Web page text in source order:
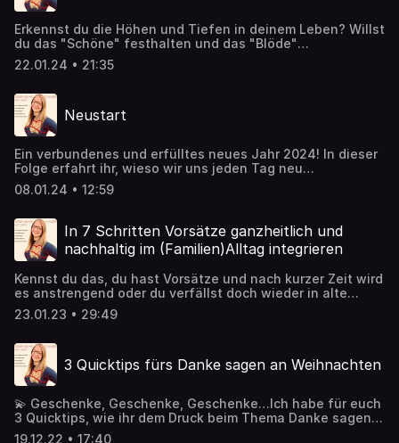
Erkennst du die Höhen und Tiefen in deinem Leben? Willst
du das "Schöne" festhalten und das "Blöde"
wegdrücken? In dieser Folge spreche ich darüber, wie
wichtig das Erkennen, das Annehmen, das Loslassen und
22.01.24 • 21:35
Neustart
Ein verbundenes und erfülltes neues Jahr 2024! In dieser
Folge erfahrt ihr, wieso wir uns jeden Tag neu
entscheiden können und was das emotionale Zuhause
ist.
08.01.24 • 12:59
In 7 Schritten Vorsätze ganzheitlich und
nachhaltig im (Familien)Alltag integrieren
Kennst du das, du hast Vorsätze und nach kurzer Zeit wird
es anstrengend oder du verfällst doch wieder in alte
Muster? In dieser Folge erfährst du in 7 Schritten, wie du
Vorsätze ganzheitlich im (Familien)Alltag integrierst.
23.01.23 • 29:49
3 Quicktips fürs Danke sagen an Weihnachten
💫 Geschenke, Geschenke, Geschenke…Ich habe für euch
3 Quicktips, wie ihr dem Druck beim Thema Danke sagen
begegnen könnt 💫
19.12.22 • 17:40